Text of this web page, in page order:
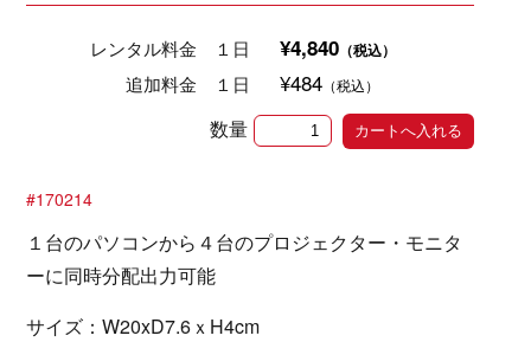
レンタル料金 １日 ¥4,840 （税込）
追加料金 １日 ¥484 （税込）
数量
#170214
１台のパソコンから４台のプロジェクター・モニタ
ーに同時分配出力可能
サイズ：W20xD7.6ｘH4cm